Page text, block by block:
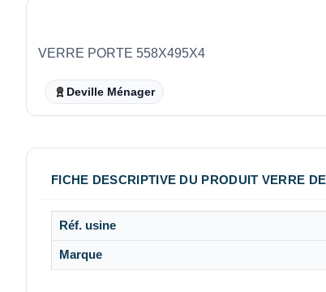
VERRE PORTE 558X495X4
Deville Ménager
FICHE DESCRIPTIVE DU PRODUIT VERRE
Réf. usine
Marque